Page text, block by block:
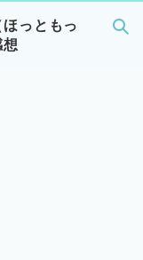
っともっ